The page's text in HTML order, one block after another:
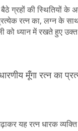
ग्रहों की स्थितियों
रत्न का, लग्न के
को ध्यान में रखते हुए
मूँगा रत्न का
यह रत्न धारक